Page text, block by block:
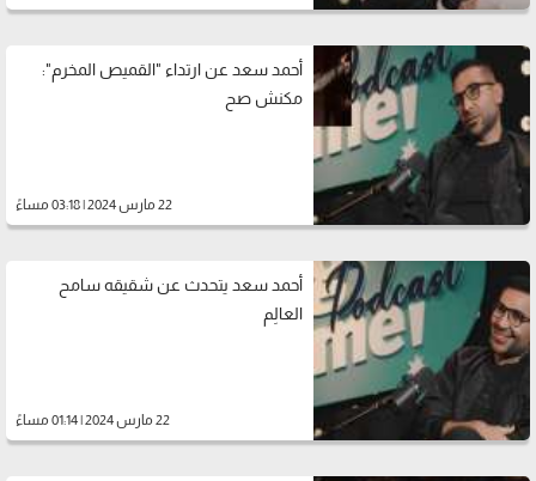
أحمد سعد عن ارتداء "القميص المخرم":
مكنش صح
22 مارس 2024 | 03:18 مساءً
أحمد سعد يتحدث عن شقيقه سامح
العالِم
22 مارس 2024 | 01:14 مساءً